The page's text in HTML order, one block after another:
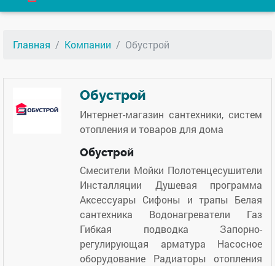
Главная Компании Обустрой
Обустрой
Интернет-магазин сантехники, систем
отопления и товаров для дома
Обустрой
Смесители Мойки Полотенцесушители
Инсталляции Душевая программа
Аксессуары Сифоны и трапы Белая
сантехника Водонагреватели Газ
Гибкая подводка Запорно-
регулирующая арматура Насосное
оборудование Радиаторы отопления